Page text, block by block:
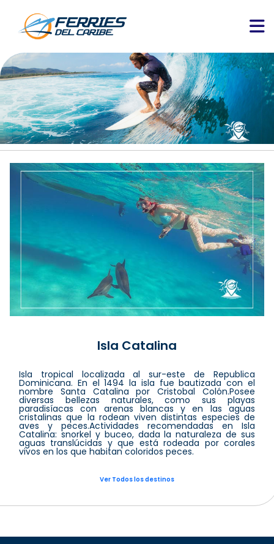
Isla Catalina
Isla tropical localizada al sur-este de Republica
Dominicana. En el 1494 la isla fue bautizada con el
nombre Santa Catalina por Cristobal Colón.Posee
diversas bellezas naturales, como sus playas
paradisíacas con arenas blancas y en las aguas
cristalinas que la rodean viven distintas especies de
aves y peces.Actividades recomendadas en Isla
Catalina: snorkel y buceo, dada la naturaleza de sus
aguas translúcidas y que está rodeada por corales
vivos en los que habitan coloridos peces.
Ver Todos los destinos